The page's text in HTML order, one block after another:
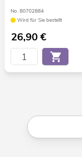
No. 80702884
Wird für Sie bestellt
26,90€